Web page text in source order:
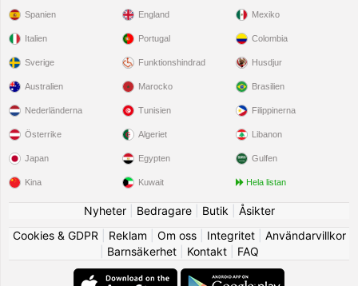
Spanien
Italien
Sverige
England
Portugal
Funktionshindrad
Mexiko
Colombia
Husdjur
Australien
Nederländerna
Österrike
Japan
Kina
Marocko
Tunisien
Algeriet
Egypten
Kuwait
Brasilien
Filippinerna
Libanon
Gulfen
Hela listan
Nyheter| Bedragare| Butik
Åsikter
Cookies & GDPR
Reklam Om oss| Integritet| Användarvillkor
Barnsäkerhet| Kontakt| FAQ